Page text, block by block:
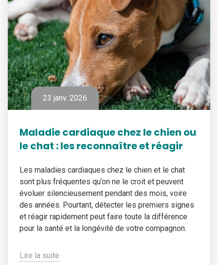
23 janv. 2026
Maladie cardiaque chez le chien ou
le chat : les reconnaître et réagir
Les maladies cardiaques chez le chien et le chat
sont plus fréquentes qu’on ne le croit et peuvent
évoluer silencieusement pendant des mois, voire
des années. Pourtant, détecter les premiers signes
et réagir rapidement peut faire toute la différence
pour la santé et la longévité de votre compagnon.
Lire la suite